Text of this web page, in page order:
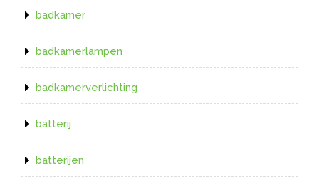
badkamer
badkamerlampen
badkamerverlichting
batterij
batterijen